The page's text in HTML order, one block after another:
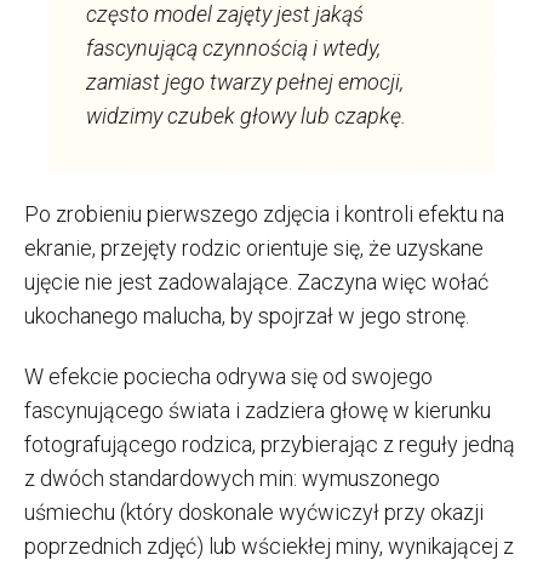
często model zajęty jest jakąś
fascynującą czynnością i wtedy,
zamiast jego twarzy pełnej emocji,
widzimy czubek głowy lub czapkę.
Po zrobieniu pierwszego zdjęcia i kontroli efektu na
ekranie, przejęty rodzic orientuje się, że uzyskane
ujęcie nie jest zadowalające. Zaczyna więc wołać
ukochanego malucha, by spojrzał w jego stronę.
W efekcie pociecha odrywa się od swojego
fascynującego świata i zadziera głowę w kierunku
fotografującego rodzica, przybierając z reguły jedną
z dwóch standardowych min: wymuszonego
uśmiechu (który doskonale wyćwiczył przy okazji
poprzednich zdjęć) lub wściekłej miny, wynikającej z